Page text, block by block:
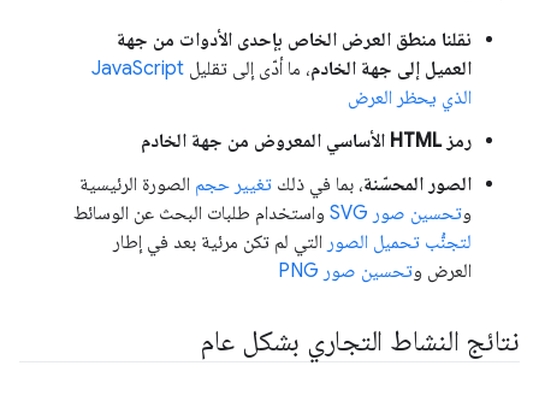
نقلنا منطق العرض الخاص بإحدى الأدوات من جهة
العميل إلى جهة الخادم، ما أدّى إلى تقليل JavaScript
الذي يحظر العرض
رمز HTML الأساسي المعروض من جهة الخادم
الصور المحسّنة، بما في ذلك تغيير حجم الصورة الرئيسية
وتحسين صور SVG
واستخدام طلبات البحث عن الوسائط
لتجنُّب تحميل الصور التي لم تكن مرئية بعد في إطار
العرض وتحسين صور PNG
نتائج النشاط التجاري بشكل عام